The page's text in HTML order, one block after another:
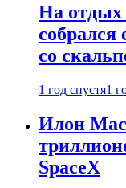
На отдых
со
1 год спустя1
Илон
SpaceX